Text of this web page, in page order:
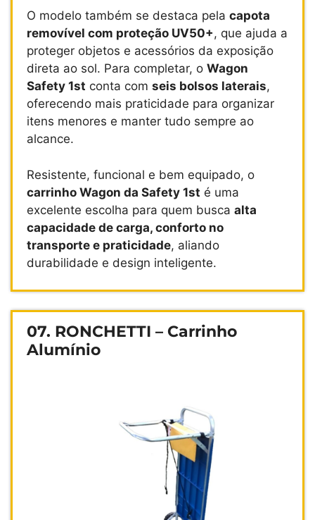
O modelo também se destaca pela capota
removível com proteção UV50+, que ajuda a
proteger objetos e acessórios da exposição
direta ao sol. Para completar, o Wagon
Safety 1st conta com seis bolsos laterais,
oferecendo mais praticidade para organizar
itens menores e manter tudo sempre ao
alcance.
Resistente, funcional e bem equipado, o
carrinho Wagon da Safety 1st é uma
excelente escolha para quem busca alta
capacidade de carga, conforto no
transporte e praticidade, aliando
durabilidade e design inteligente.
07. RONCHETTI – Carrinho
Alumínio